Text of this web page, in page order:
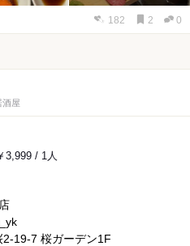
182 2 0
酒屋
3,999 / 1人
19-7 桜ガーデン1F